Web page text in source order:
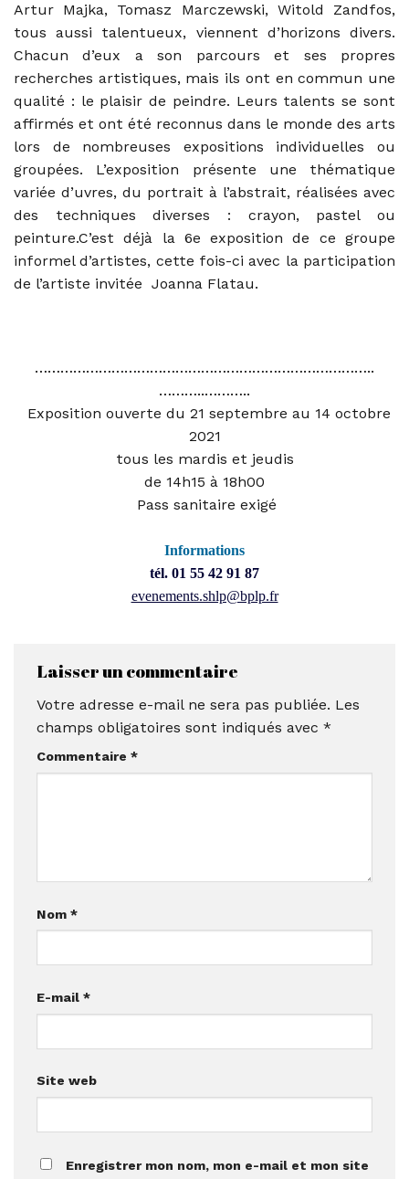
Artur Majka, Tomasz Marczewski, Witold Zandfos,
tous aussi talentueux, viennent d’horizons divers.
Chacun d’eux a son parcours et ses propres
recherches artistiques, mais ils ont en commun une
qualité : le plaisir de peindre. Leurs talents se sont
affirmés et ont été reconnus dans le monde des arts
lors de nombreuses expositions individuelles ou
groupées. L’exposition présente une thématique
variée d’uvres, du portrait à l’abstrait, réalisées avec
des techniques diverses : crayon, pastel ou
peinture.C’est déjà la 6e exposition de ce groupe
informel d’artistes, cette fois-ci avec la participation
de l’artiste invitée  Joanna Flatau.
……………………………………………………………………..
………..………..
Exposition ouverte du 21 septembre au 14 octobre
2021
tous les mardis et jeudis
de 14h15 à 18h00
Pass sanitaire exigé
Informations
tél. 01 55 42 91 87
evenements.shlp@bplp.fr
Laisser un commentaire
Votre adresse e-mail ne sera pas publiée. Les
champs obligatoires sont indiqués avec *
Commentaire *
Nom *
E-mail *
Site web
Enregistrer mon nom, mon e-mail et mon site